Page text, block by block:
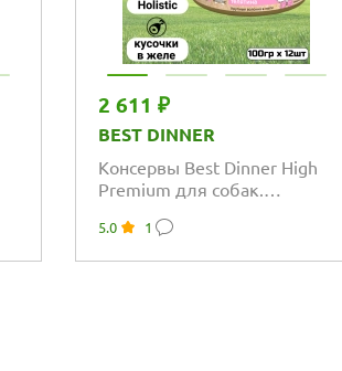
2 611 ₽
BEST DINNER
Консервы Best Dinner High
Premium для собак.
5.0 1